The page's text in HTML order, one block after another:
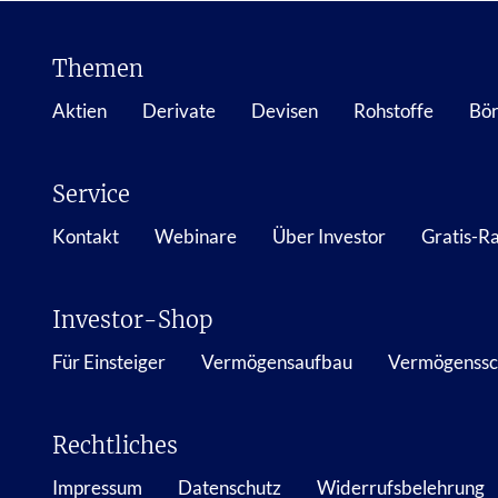
Themen
Aktien Derivate Devisen Rohstoffe
Service
Kontakt Webinare Über Investor Gratis-
Investor-Shop
Für Einsteiger Vermögensaufbau
Rechtliches
Impressum Datenschutz Widerrufsbelehrung